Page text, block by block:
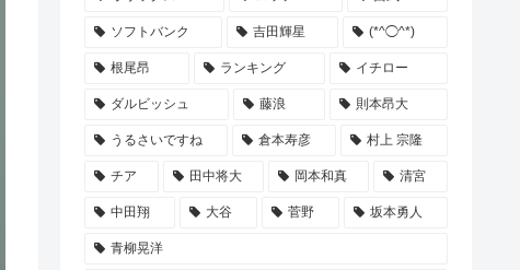
ソフトバンク 吉田輝星 (*^◯^*)
根尾昂 ランキング イチロー
ダルビッシュ 藤浪 則本昂大
うるさいですね 倉本寿彦 村上 宗隆
チア 田中将大 岡本和真 清宮
中田翔 大谷 菅野 坂本勇人
青柳晃洋